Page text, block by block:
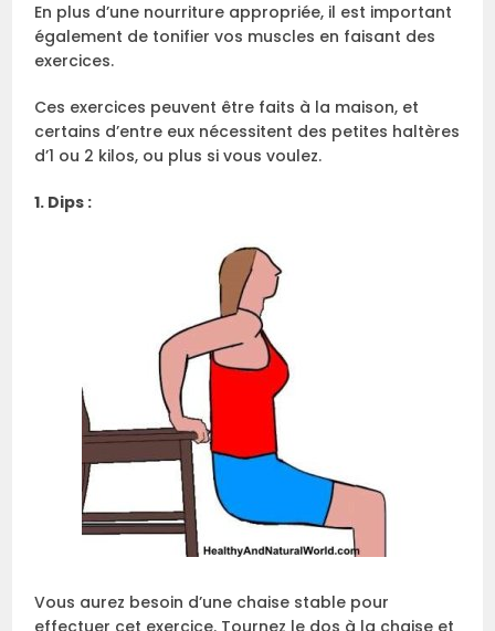
En plus d’une nourriture appropriée, il est important
également de tonifier vos muscles en faisant des
exercices.
Ces exercices peuvent être faits à la maison, et
certains d’entre eux nécessitent des petites haltères
d’1 ou 2 kilos, ou plus si vous voulez.
1. Dips :
Vous aurez besoin d’une chaise stable pour